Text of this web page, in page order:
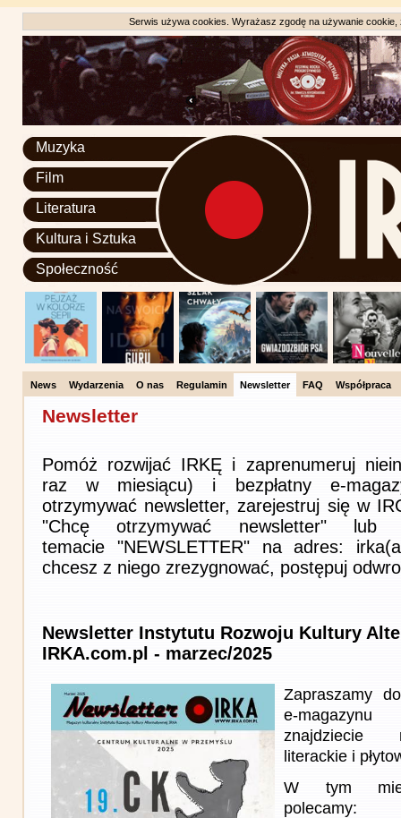
Serwis używa cookies. Wyrażasz zgodę na używanie
Muzyka
Film
Literatura
Kultura i Sztuka
Społeczność
News Wydarzenia O nas Regulamin Newsletter FAQ Współpraca
Newsletter
Pomóż rozwijać IRKĘ i zaprenumeruj
raz w miesiącu) i bezpłatny e-
otrzymywać newsletter, zarejestruj się w
"Chcę otrzymywać newsletter"
temacie "NEWSLETTER" na adres:
chcesz z niego zrezygnować, postępuj
Newsletter Instytutu Rozwoju Kultury
IRKA.com.pl - marzec/2025
Zapraszamy
e-
znajdziecie
literackie i
W tym
polecamy: